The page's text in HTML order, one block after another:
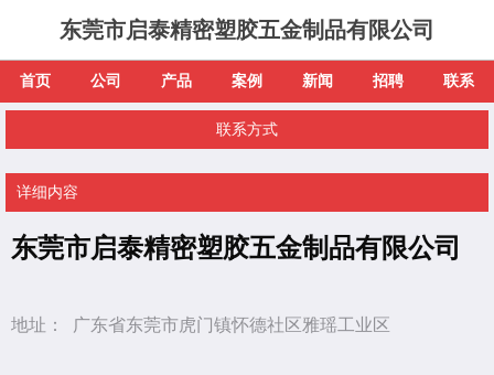
东莞市启泰精密塑胶五金制品有限公司
首页 公司 产品 案例 新闻 招聘 联系
联系方式
详细内容
东莞市启泰精密塑胶五金制品有限公司
地址： 广东省东莞市虎门镇怀德社区雅瑶工业区